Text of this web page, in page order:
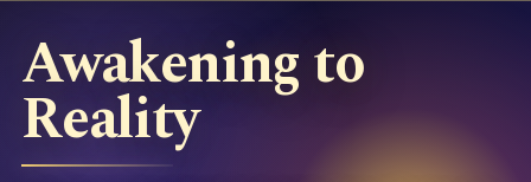
Awakening to
Reality